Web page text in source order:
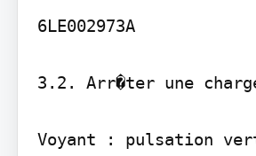
6LE002973A
3.2. Arr�ter une
Voyant : pulsation